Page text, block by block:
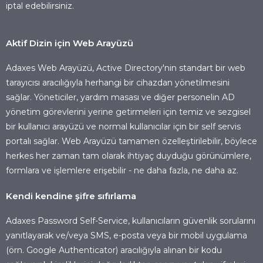
iptal edebilirsiniz.
Aktif Dizin için Web Arayüzü
Adaxes Web Arayüzü, Active Directory'nin standart bir web
tarayıcısı aracılığıyla herhangi bir cihazdan yönetilmesini
sağlar. Yöneticiler, yardım masası ve diğer personelin AD
yönetim görevlerini yerine getirmeleri için temiz ve sezgisel
bir kullanıcı arayüzü ve normal kullanıcılar için bir self servis
portalı sağlar. Web Arayüzü tamamen özelleştirilebilir, böylece
herkes her zaman tam olarak ihtiyaç duyduğu görünümlere,
formlara ve işlemlere erişebilir - ne daha fazla, ne daha az.
Kendi kendine şifre sıfırlama
Adaxes Password Self-Service, kullanıcıların güvenlik sorularını
yanıtlayarak ve/veya SMS, e-posta veya bir mobil uygulama
(örn. Google Authenticator) aracılığıyla alınan bir kodu